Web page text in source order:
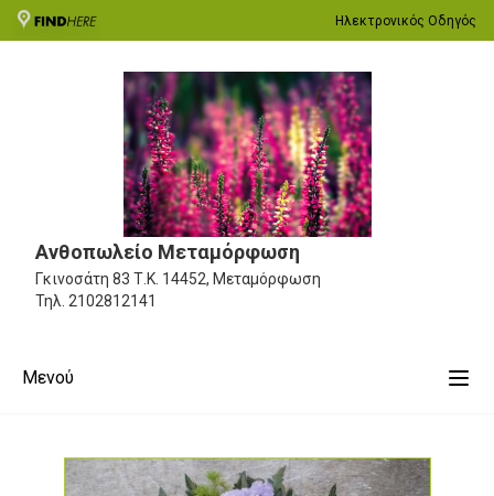
Ηλεκτρονικός Οδηγός
Ανθοπωλείο Μεταμόρφωση
Γκινοσάτη 83 Τ.Κ. 14452, Μεταμόρφωση
Τηλ. 2102812141
Μενού